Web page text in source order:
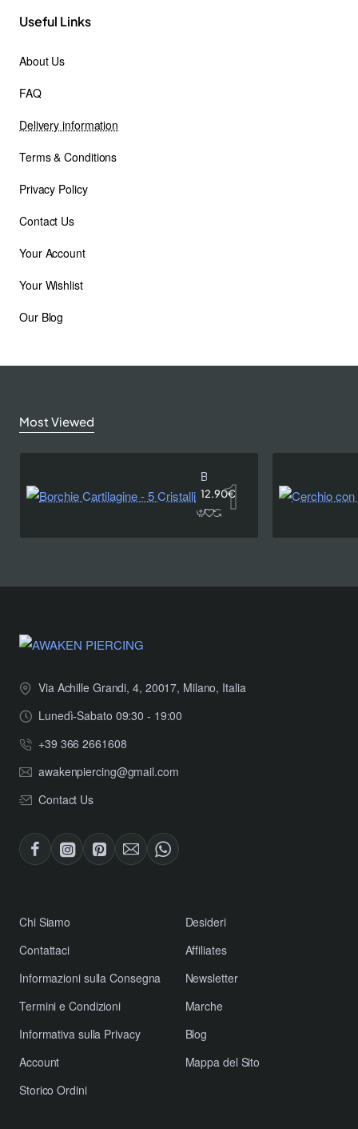
Useful Links
About Us
FAQ
Delivery information
Terms & Conditions
Privacy Policy
Contact Us
Your Account
Your Wishlist
Our Blog
Most Viewed
12.90€
Via Achille Grandi, 4, 20017, Milano, Italia
Lunedì-Sabato 09:30 - 19:00
+39 366 2661608
awakenpiercing@gmail.com
Contact Us
​Chi Siamo
Contattaci
​Informazioni sulla Consegna
​Termini e Condizioni
​Informativa sulla Privacy
Account
Storico Ordini
Desideri
Affiliates
Newsletter
Marche
Blog
Mappa del Sito